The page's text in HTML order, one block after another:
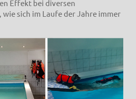
Effekt bei diversen
sich im Laufe der Jahre immer